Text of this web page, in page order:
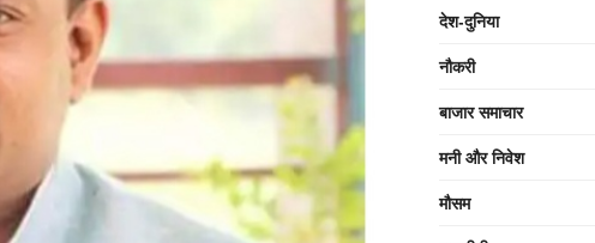
देश-दुनिया
नौकरी
बाजार समाचार
मनी और निवेश
मौसम